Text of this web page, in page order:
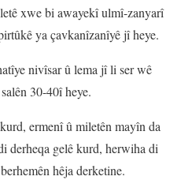
xwe bi awayekî ulmî-zanyarî
ya çavkanîzanîyê jî heye.
nivîsar û lema jî li ser wê
30-40î heye.
ermenî û miletên mayîn da
derheqa gelê kurd, herwiha di
hêja derketine.